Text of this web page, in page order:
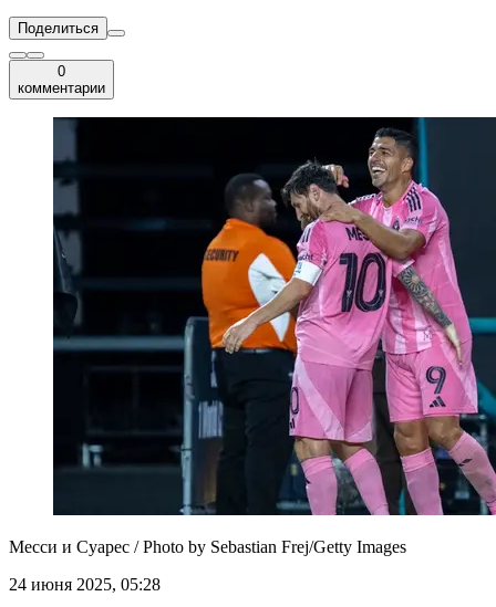
Поделиться
0
комментарии
Месси и Суарес / Photo by Sebastian Frej/Getty Images
24 июня 2025, 05:28